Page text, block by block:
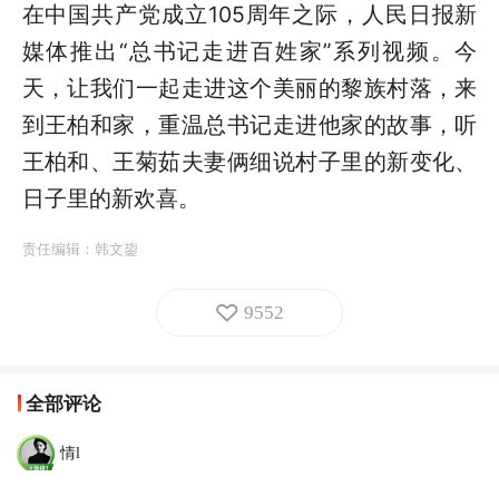
在中国共产党成立105周年之际，人民日报新
媒体推出“总书记走进百姓家”系列视频。今
天，让我们一起走进这个美丽的黎族村落，来
到王柏和家，重温总书记走进他家的故事，听
王柏和、王菊茹夫妻俩细说村子里的新变化、
日子里的新欢喜。
责任编辑： 韩文鋆
9552
全部评论
情l